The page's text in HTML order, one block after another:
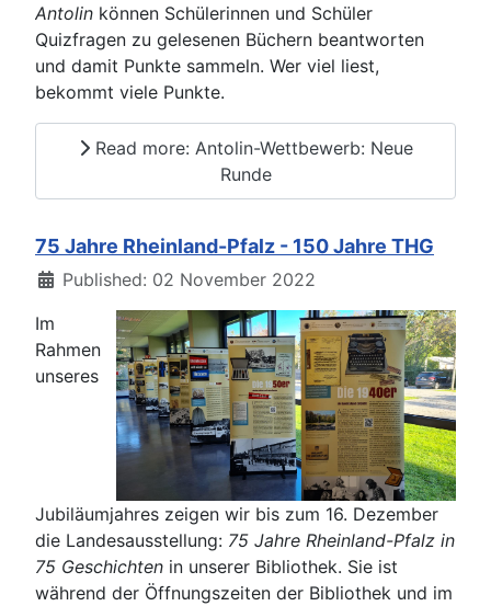
Antolin können Schülerinnen und Schüler
Quizfragen zu gelesenen Büchern beantworten
und damit Punkte sammeln. Wer viel liest,
bekommt viele Punkte.
Read more: Antolin-Wettbewerb: Neue
Runde
75 Jahre Rheinland-Pfalz - 150 Jahre THG
DetailsPublished: 02 November 2022
Im
Rahmen
unseres
Jubiläumjahres zeigen wir bis zum 16. Dezember
die Landesausstellung: 75 Jahre Rheinland-Pfalz in
75 Geschichten in unserer Bibliothek. Sie ist
während der Öffnungszeiten der Bibliothek und im